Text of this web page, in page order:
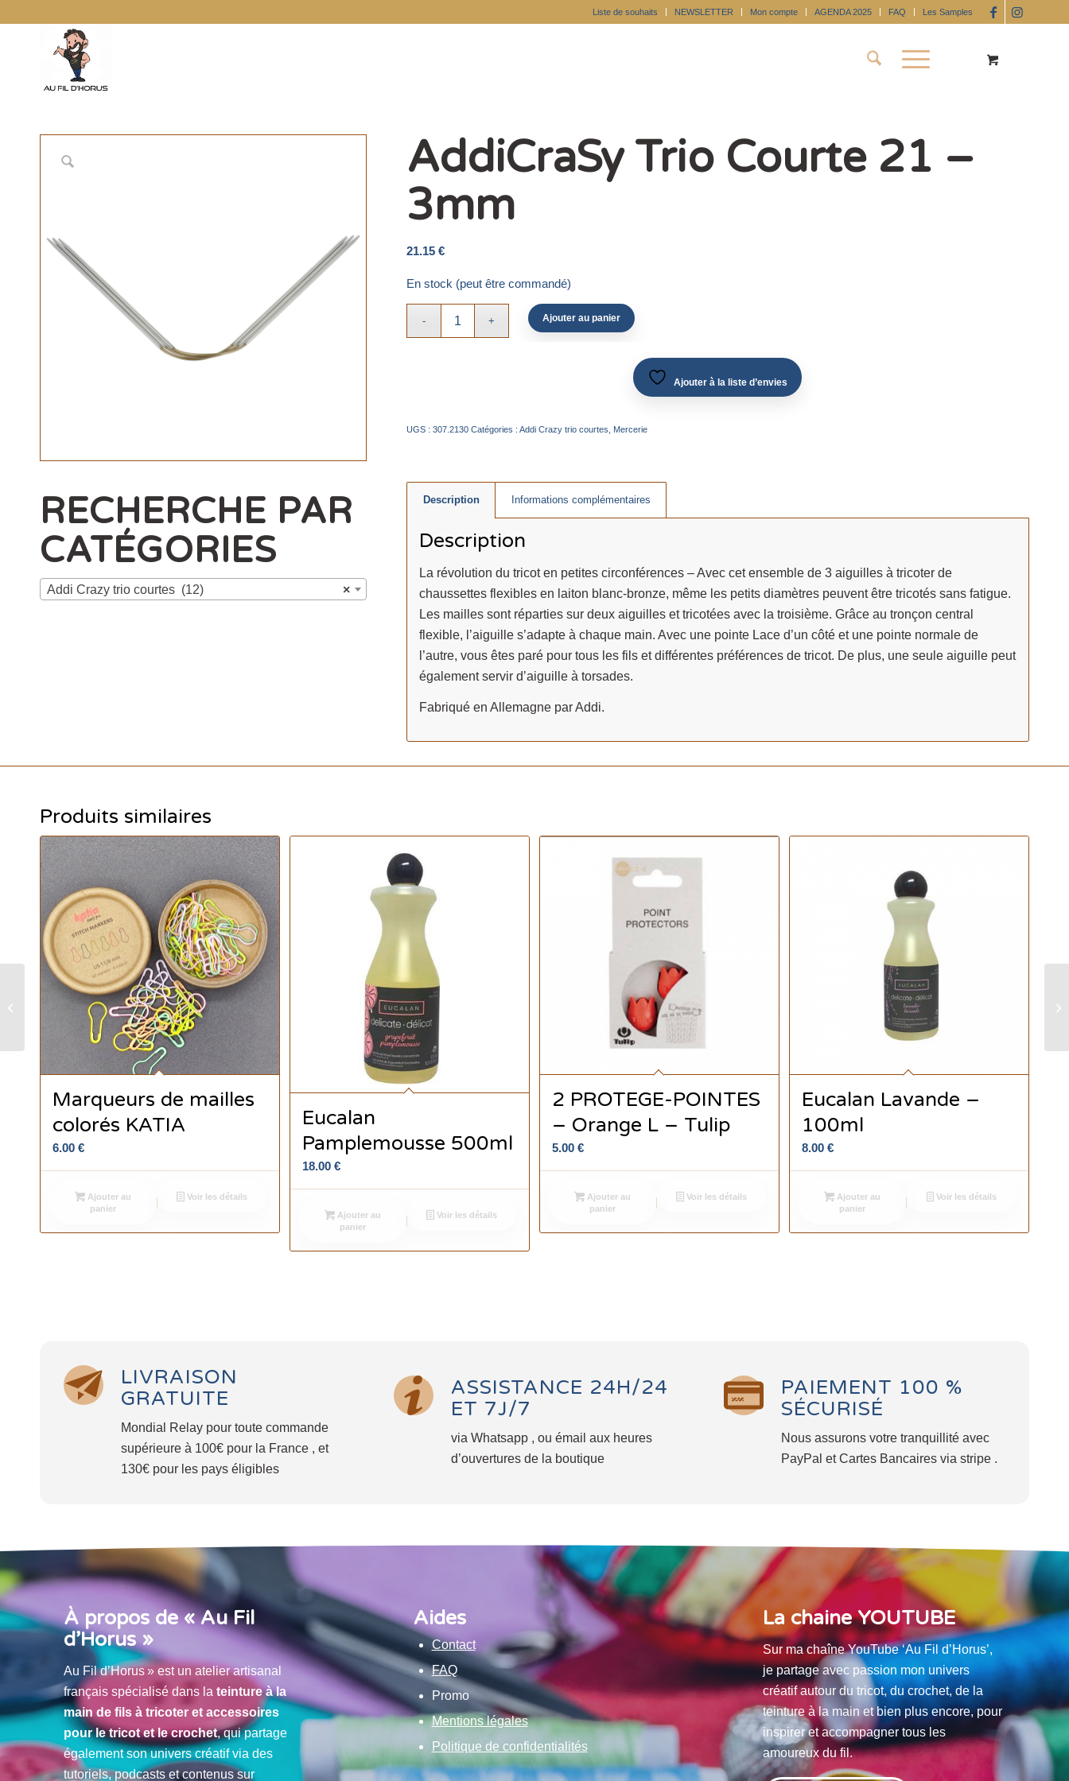
Liste de souhaits NEWSLETTER Mon compte AGENDA 2025 FAQ Les Samples
RECHERCHE PAR
CATÉGORIES
×
Addi Crazy trio courtes (12)
AddiCraSy Trio Courte 21 –
3mm
21.15 €
En stock (peut être commandé)
Ajouter au panier
Ajouter à la liste d’envies
UGS : 307.2130 Catégories : Addi Crazy trio courtes Mercerie
Description Informations complémentaires
Description
La révolution du tricot en petites circonférences – Avec cet ensemble de 3 aiguilles à tricoter de
chaussettes flexibles en laiton blanc-bronze, même les petits diamètres peuvent être tricotés sans fatigue.
Les mailles sont réparties sur deux aiguilles et tricotées avec la troisième. Grâce au tronçon central
flexible, l’aiguille s’adapte à chaque main. Avec une pointe Lace d’un côté et une pointe normale de
l’autre, vous êtes paré pour tous les fils et différentes préférences de tricot. De plus, une seule aiguille peut
également servir d’aiguille à torsades.
Fabriqué en Allemagne par Addi.
Produits similaires
Marqueurs de mailles
colorés KATIA
6.00 €
Ajouter au
panier
Voir les détails
Eucalan
Pamplemousse 500ml
18.00€
Ajouter au
panier
Voir les détails
2 PROTEGE-POINTES
– Orange L – Tulip
5.00€
Ajouter au
panier
Voir les détails
Eucalan Lavande –
100ml
8.00€
Ajouter au
panier
Voir les détails
LIVRAISON
GRATUITE
Mondial Relay pour toute commande
supérieure à 100€ pour la France , et
130€ pour les pays éligibles
ASSISTANCE 24H/24
ET 7J/7
via Whatsapp , ou émail aux heures
d’ouvertures de la boutique
PAIEMENT 100 %
SÉCURISÉ
Nous assurons votre tranquillité avec
PayPal et Cartes Bancaires via stripe .
À propos de « Au Fil
d’Horus »
Au Fil d’Horus » est un atelier artisanal
français spécialisé dans la teinture à la
main de fils à tricoter et accessoires
pour le tricot et le crochet, qui partage
également son univers créatif via des
tutoriels, podcasts et contenus sur
Aides
Contact
FAQ
Promo
Mentions légales
Politique de confidentialités
La chaine YOUTUBE
Sur ma chaîne YouTube ‘Au Fil d’Horus’,
je partage avec passion mon univers
créatif autour du tricot, du crochet, de la
teinture à la main et bien plus encore, pour
inspirer et accompagner tous les
amoureux du fil.
Thèbes BFL single –